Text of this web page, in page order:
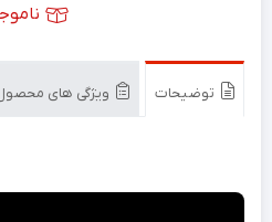
توضیحات ویژگی های